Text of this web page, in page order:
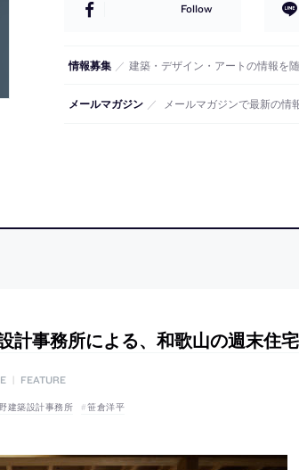
Follow
情報募集 ／ 建築・デザイン・アートの情報を
メールマガジン ／ メールマガジンで最新の情
計事務所による、和歌山の週末住宅
| FEATURE
建築設計事務所 笹倉洋平